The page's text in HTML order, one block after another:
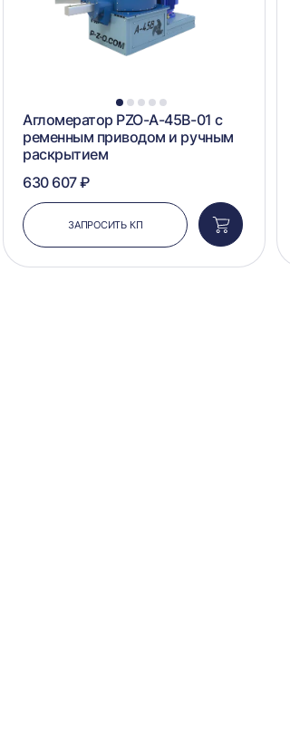
1 2 3 4 5
Агломератор PZO-А-45B-01 с
ременным приводом и ручным
раскрытием
630 607 ₽
ЗАПРОСИТЬ КП
Добавить
в
корзину